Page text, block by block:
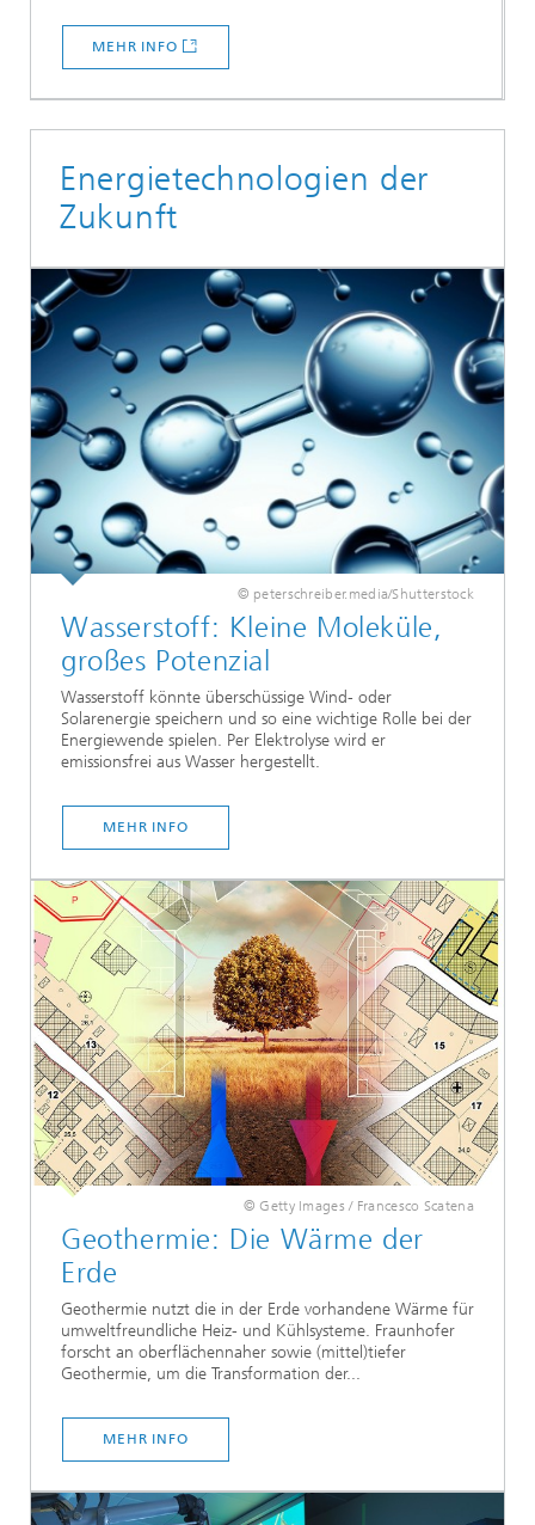
MEHR INFO
Energietechnologien der
Zukunft
© peterschreiber.media/Shutterstock
Wasserstoff: Kleine Moleküle,
großes Potenzial
Wasserstoff könnte überschüssige Wind- oder
Solarenergie speichern und so eine wichtige Rolle bei der
Energiewende spielen. Per Elektrolyse wird er
emissionsfrei aus Wasser hergestellt.
MEHR INFO
© Getty Images / Francesco Scatena
Geothermie: Die Wärme der
Erde
Geothermie nutzt die in der Erde vorhandene Wärme für
umweltfreundliche Heiz- und Kühlsysteme. Fraunhofer
forscht an oberflächennaher sowie (mittel)tiefer
Geothermie, um die Transformation der...
MEHR INFO